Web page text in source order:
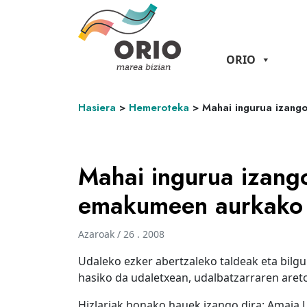
ORIO
Hasiera > Hemeroteka > Mahai ingurua
Mahai ingurua
emakumeen
Azaroak / 26 . 2008
Udaleko ezker abertzaleko taldeak eta
hasiko da udaletxean, udalbatzarraren